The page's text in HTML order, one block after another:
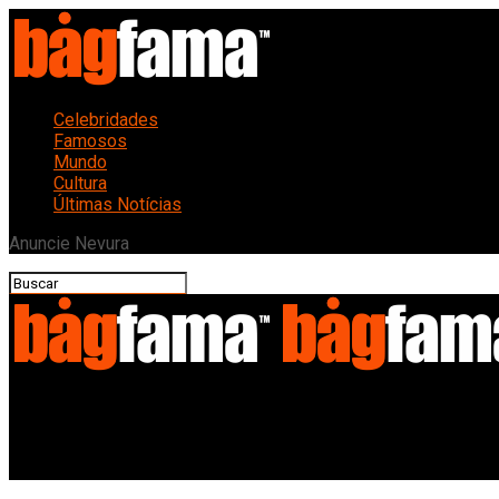
Celebridades
Famosos
Mundo
Cultura
Últimas Notícias
Anuncie Nevura